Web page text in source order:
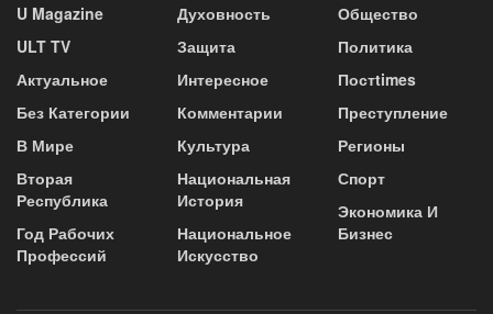
U Magazine
ULT TV
Актуальное
Без Категории
В Мире
Вторая
Республика
Год Рабочих
Профессий
Духовность
Защита
Интересное
Комментарии
Культура
Национальная
История
Национальное
Искусство
Общество
Политика
Постtimes
Преступление
Регионы
Спорт
Экономика И
Бизнес